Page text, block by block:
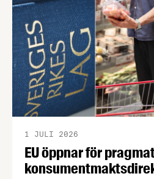
stärker Sveriges
EU öppnar för
1 JULI 2026